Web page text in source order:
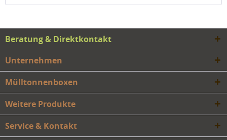
Beratung & Direktkontakt
Unternehmen
Mülltonnenboxen
Weitere Produkte
Service & Kontakt